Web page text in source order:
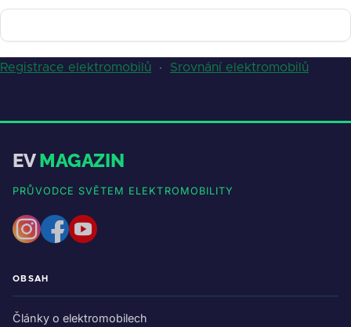
Registrace elektromobilů · Srovnání elektromobilů
EVMAGAZIN
PRŮVODCE SVĚTEM ELEKTROMOBILITY
OBSAH
Články o elektromobilech